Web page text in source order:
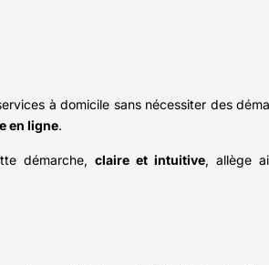
à domicile sans nécessiter des
en ligne.
démarche, claire et intuitive, allège